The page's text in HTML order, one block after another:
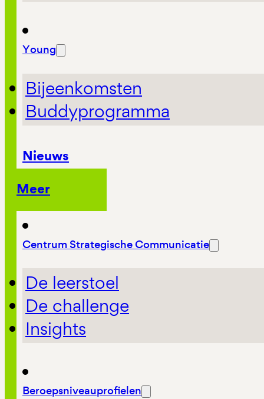
Young
Bijeenkomsten
Buddyprogramma
Nieuws
Meer
Centrum Strategische Communicatie
De leerstoel
De challenge
Insights
Beroepsniveauprofielen